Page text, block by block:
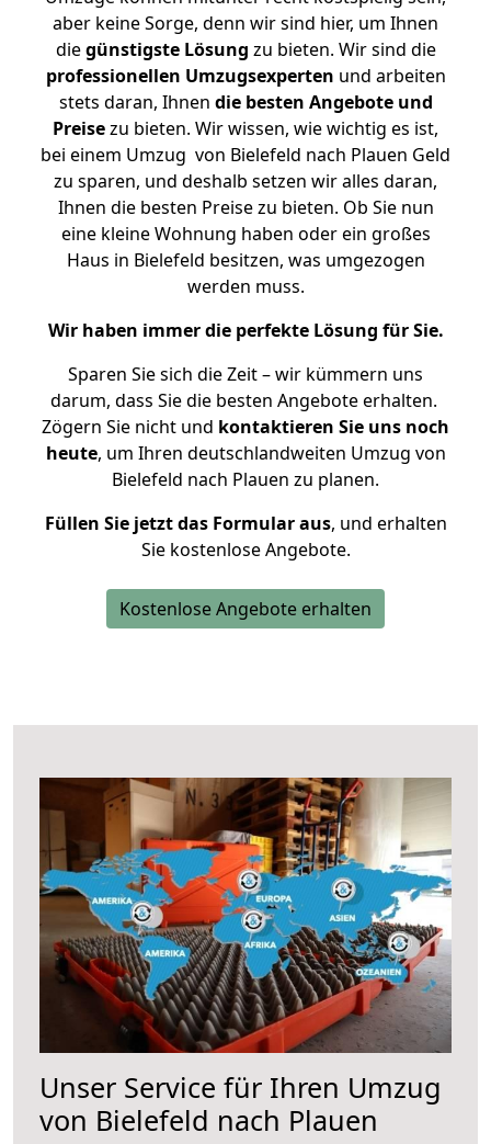
aber keine Sorge, denn wir sind hier, um Ihnen
diegünstigste Lösung zu bieten. Wir sind die
professionellen Umzugsexperten und arbeiten
stets daran, Ihnen die besten Angebote und
Preisezu bieten. Wir wissen, wie wichtig es ist,
bei einem Umzug von Bielefeld nach Plauen Geld
zu sparen, und deshalb setzen wir alles daran,
Ihnen die besten Preise zu bieten. Ob Sie nun
eine kleine Wohnung haben oder ein großes
Haus in Bielefeld besitzen, was umgezogen
werden muss.
Wir haben immer die perfekte Lösung für Sie.
Sparen Sie sich die Zeit – wir kümmern uns
darum, dass Sie die besten Angebote erhalten.
Zögern Sie nicht und kontaktieren Sie uns noch
heute, um Ihren deutschlandweiten Umzug von
Bielefeld nach Plauen zu planen.
Füllen Sie jetzt das Formular aus, und erhalten
Sie kostenlose Angebote.
Kostenlose Angebote erhalten
Unser Service für Ihren Umzug
von Bielefeld nach Plauen